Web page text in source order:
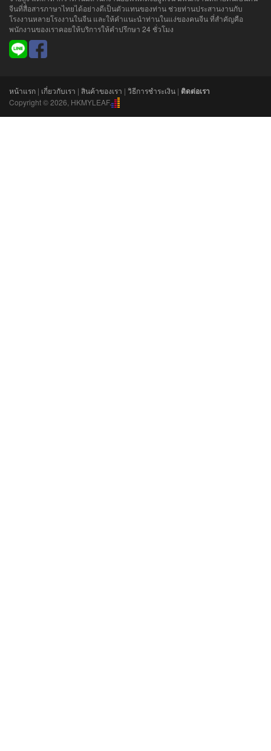
จีนที่สื่อสารภาษาไทยได้อย่างดีเป็นตัวแทนของท่าน ช่วยท่านประสานงานกับ
โรงงานหลายโรงงานในจีน และให้คำแนะนำท่านในแง่ของคนจีน ที่สำคัญคือ
พนักงานของเราคอยให้บริการให้คำปรึกษา 24 ชั่วโมง
หน้าแรก | เกี่ยวกับเรา | สินค้าของเรา | วิธีการชำระเงิน | ติดต่อเรา
Copyright © 2026, HKMYLEAF.